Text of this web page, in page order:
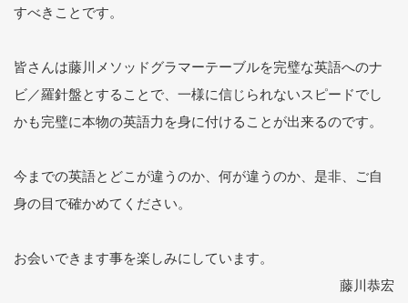
すべきことです。
皆さんは藤川メソッドグラマーテーブルを完璧な英語へのナ
ビ／羅針盤とすることで、一様に信じられないスピードでし
かも完璧に本物の英語力を身に付けることが出来るのです。
今までの英語とどこが違うのか、何が違うのか、是非、ご自
身の目で確かめてください。
お会いできます事を楽しみにしています。
藤川恭宏